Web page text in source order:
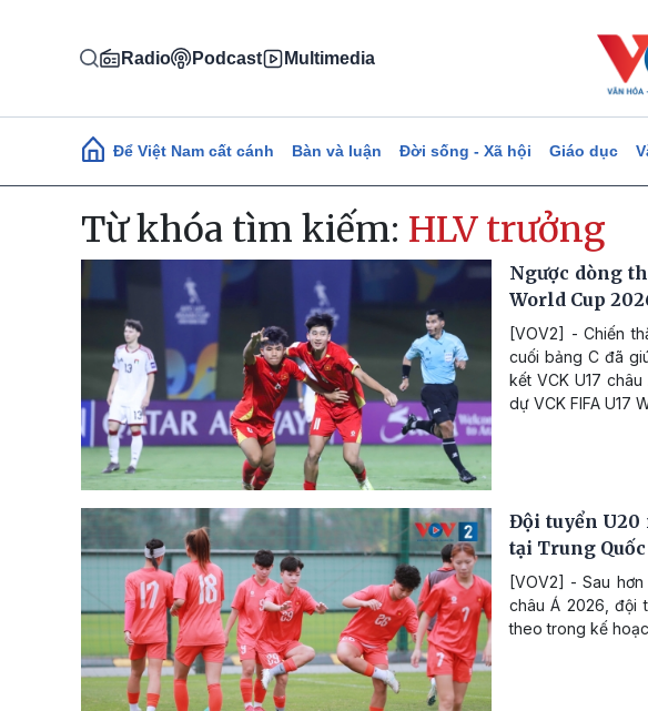
Radio Podcast Multimedia
Main navigation
Để Việt Nam cất cánh Bàn và luận Đời sống - Xã hội Giáo dục
Từ khóa tìm kiếm: HLV trưởng
Ngược dòng
World Cup
[VOV2] - Chiến
cuối bảng C đã
kết VCK U17
dự VCK FIFA U17
Đội tuyển U20
tại Trung Quốc
[VOV2] - Sau
châu Á 2026, đội
theo trong kế